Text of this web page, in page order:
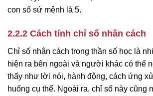
con số sứ mệnh là 5.
2.2.2 Cách tính chỉ số nhân cách
Chỉ số nhân cách trong thần số học là
hiện ra bên ngoài và người khác có thể
thấy như lời nói, hành động, cách ứng
huống cụ thể. Ngoài ra, chỉ số này cũng